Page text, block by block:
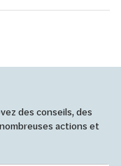
des conseils, des
actions et